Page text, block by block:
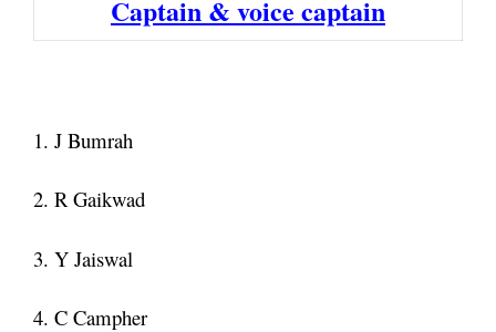
Captain & voice captain
1. J Bumrah
2. R Gaikwad
3. Y Jaiswal
4. C Campher